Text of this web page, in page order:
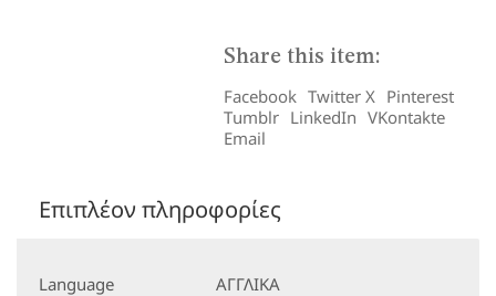
Share this item:
Facebook Twitter X Pinterest
Tumblr LinkedIn VKontakte
Email
Επιπλέον πληροφορίες
Language ΑΓΓΛΙΚΑ